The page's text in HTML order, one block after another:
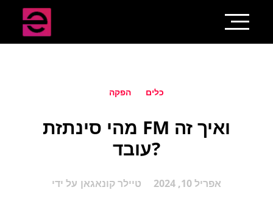
הפקה כלים
מהי סינתזת FM ואיך זה
עובד?
על ידי טיילר קונאגאן אפריל 10, 2024